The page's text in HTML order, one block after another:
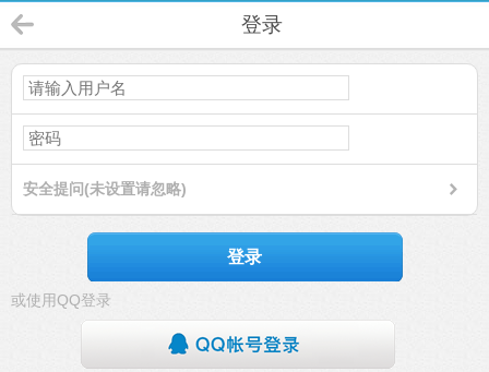
登录
安全提问(未设置请忽略)
登录
或使用QQ登录